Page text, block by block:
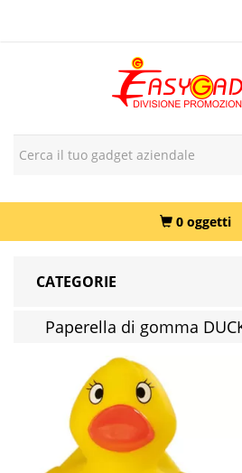
0 oggetti
CATEGORIE
Paperella di gomma